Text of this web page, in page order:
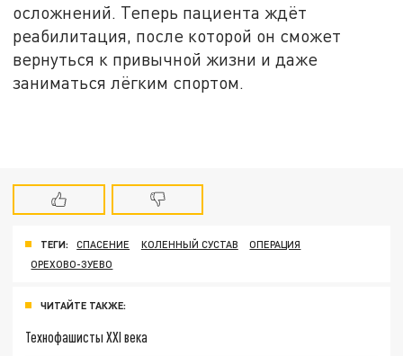
осложнений. Теперь пациента ждёт
реабилитация, после которой он сможет
вернуться к привычной жизни и даже
заниматься лёгким спортом.
ТЕГИ: СПАСЕНИЕ КОЛЕННЫЙ СУСТАВ
ОПЕРАЦИЯ
ОРЕХОВО-ЗУЕВО
ЧИТАЙТЕ ТАКЖЕ:
Технофашисты XXI века